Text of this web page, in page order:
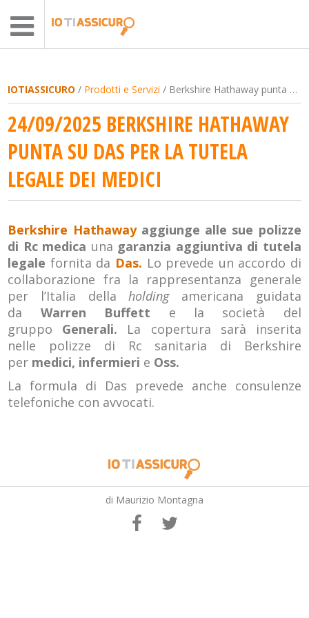
IOTIASSICURO / Prodotti e Servizi / Berkshire Hathaway punta su Das per la tutela legale dei medici
24/09/2025 BERKSHIRE HATHAWAY
PUNTA SU DAS PER LA TUTELA
LEGALE DEI MEDICI
Berkshire Hathaway aggiunge alle sue polizze
di Rc medica una garanzia aggiuntiva di tutela
legale fornita da Das. Lo prevede un accordo di
collaborazione fra la rappresentanza generale
per l’Italia dellaholding americana guidata
da Warren Buffett e la società del
gruppo Generali. La copertura sarà inserita
nelle polizze di Rc sanitaria di Berkshire
per medici, infermieri e Oss.
La formula di Das prevede anche consulenze
telefoniche con avvocati.
di Maurizio Montagna